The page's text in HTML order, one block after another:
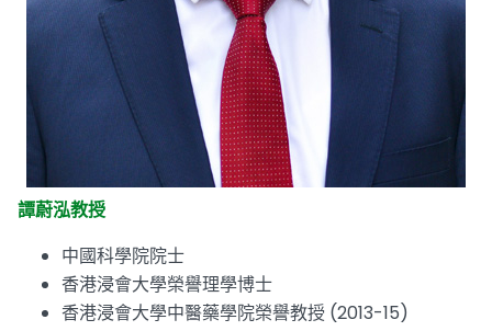
譚蔚泓教授
中國科學院院士
香港浸會大學榮譽理學博士
香港浸會大學中醫藥學院榮譽教授 (2013-15)